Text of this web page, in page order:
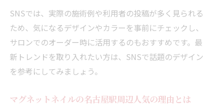
セルフで楽しむマグネットネイルの基本と
応用
サロン級の仕上がりを叶えるマグネットネ
ック
SNSでは、実際の施術例や利用者の投稿が多く見られる
ため、気になるデザインやカラーを事前にチェックし、
サロンでのオーダー時に活用するのもおすすめです。最
新トレンドを取り入れたい方は、SNSで話題のデザイン
を参考にしてみましょう。
マグネットネイルの名古屋駅周辺人気の理由とは